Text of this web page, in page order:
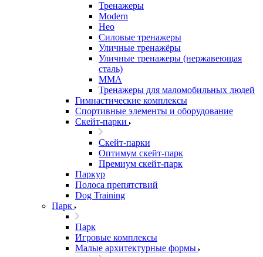
Тренажеры
Modern
Нео
Силовые тренажеры
Уличные тренажёры
Уличные тренажеры (нержавеющая
сталь)
ММА
Тренажеры для маломобильных людей
Гимнастические комплексы
Спортивные элементы и оборудование
Скейт-парки
Скейт-парки
Оптимум скейт-парк
Премиум скейт-парк
Паркур
Полоса препятствий
Dog Training
Парк
Парк
Игровые комплексы
Малые архитектурные формы